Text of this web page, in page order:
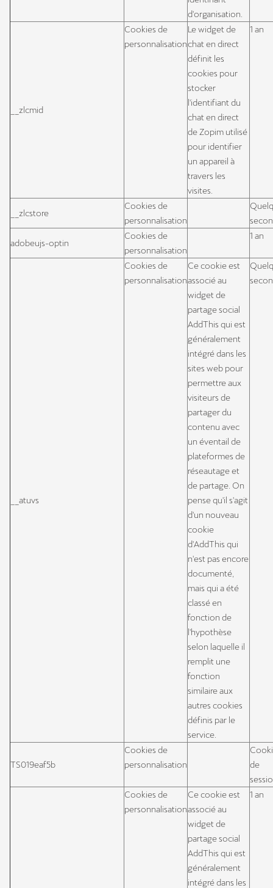
d'organisation.
__zlcmid
Cookies de
personnalisation
Le widget de
chat en direct
définit les
cookies pour
stocker
l'identifiant du
chat en direct
de Zopim utilisé
pour identifier
un appareil à
travers les
visites.
1 an
__zlcstore
Cookies de
personnalisation
adobeujs-optin
Cookies de
personnalisation
1 an
__atuvs
Cookies de
personnalisation
Ce cookie est
associé au
widget de
partage social
AddThis qui est
généralement
intégré dans les
sites web pour
permettre aux
visiteurs de
partager du
contenu avec
un éventail de
plateformes de
réseautage et
de partage. On
pense qu'il s'agit
d'un nouveau
cookie
d'AddThis qui
n'est pas encore
documenté,
mais qui a été
classé en
fonction de
l'hypothèse
selon laquelle il
remplit une
fonction
similaire aux
autres cookies
définis par le
service.
TS019eaf5b
Cookies de
personnalisation
de
Cookies de
personnalisation
Ce cookie est
associé au
widget de
partage social
AddThis qui est
généralement
intégré dans les
1 an